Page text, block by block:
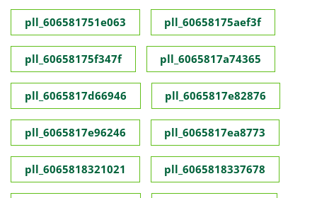
pll_606581751e063 pll_60658175aef3f
pll_60658175f347f pll_6065817a74365
pll_6065817d66946 pll_6065817e82876
pll_6065817e96246 pll_6065817ea8773
pll_6065818321021 pll_6065818337678